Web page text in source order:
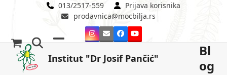
013/2517-559
Prijava korisnika
prodavnica@mocbilja.rs
Instagram
EmailFacebookYouTube
Institut "Dr Josif Pančić"
mobile
mobile
Bl
og